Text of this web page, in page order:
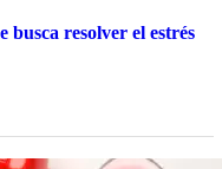
resolver el estrés